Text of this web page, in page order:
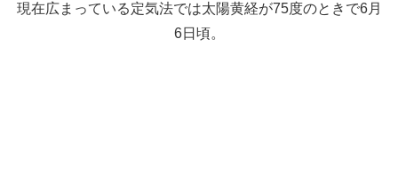
現在広まっている定気法では太陽黄経が75度のときで6月
6日頃。